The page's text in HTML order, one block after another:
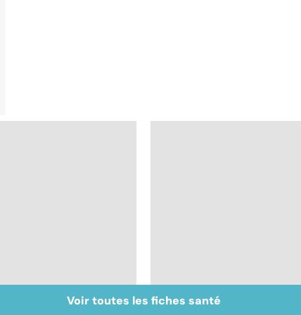
La méningite : à
Tout savoir sur les
Voir toutes les fiches santé